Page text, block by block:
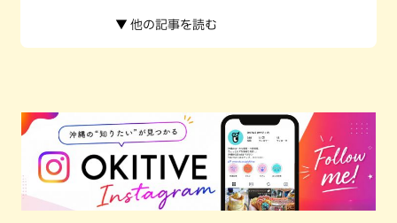
▼ 他の記事を読む